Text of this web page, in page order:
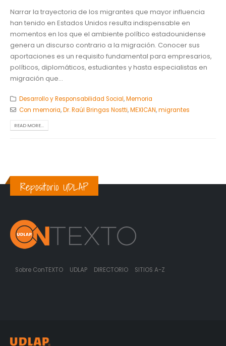
Narrar la trayectoria de los migrantes que mayor influencia
han tenido en Estados Unidos resulta indispensable en
momentos en los que el ambiente político estadounidense
genera un discurso contrario a la migración. Conocer sus
aportaciones es un requisito fundamental para empresarios,
políticos, diplomáticos, estudiantes y hasta especialistas en
migración que...
Desarrollo y Responsabilidad Social,Memoria
Con memoria,Dr. Raúl Bringas Nostti,MEXICAN,migrantes
READ MORE...
Repositorio UDLAP
Sobre ConTEXTO UDLAP DIRECTORIO SITIOS A-Z